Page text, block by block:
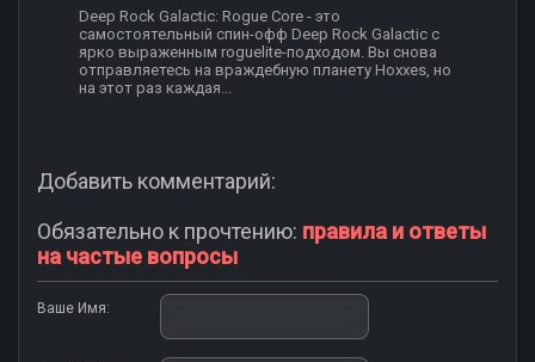
Deep Rock Galactic: Rogue Core - это
самостоятельный спин-офф Deep Rock Galactic с
ярко выраженным roguelite-подходом. Вы снова
отправляетесь на враждебную планету Hoxxes, но
на этот раз каждая...
Добавить комментарий:
Обязательно к прочтению: правила и ответы
на частые вопросы
Ваше Имя: